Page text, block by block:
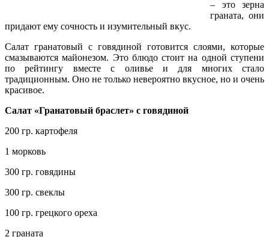
– это зерна
граната, они
придают ему сочность и изумительный вкус.
Салат гранатовый с говядиной готовится слоями, которые
смазываются майонезом. Это блюдо стоит на одной ступени
по рейтингу вместе с оливье и для многих стало
традиционным. Оно не только невероятно вкусное, но и очень
красивое.
Салат «Гранатовый браслет» с говядиной
200 гр. картофеля
1 морковь
300 гр. говядины
300 гр. свеклы
100 гр. грецкого ореха
2 граната